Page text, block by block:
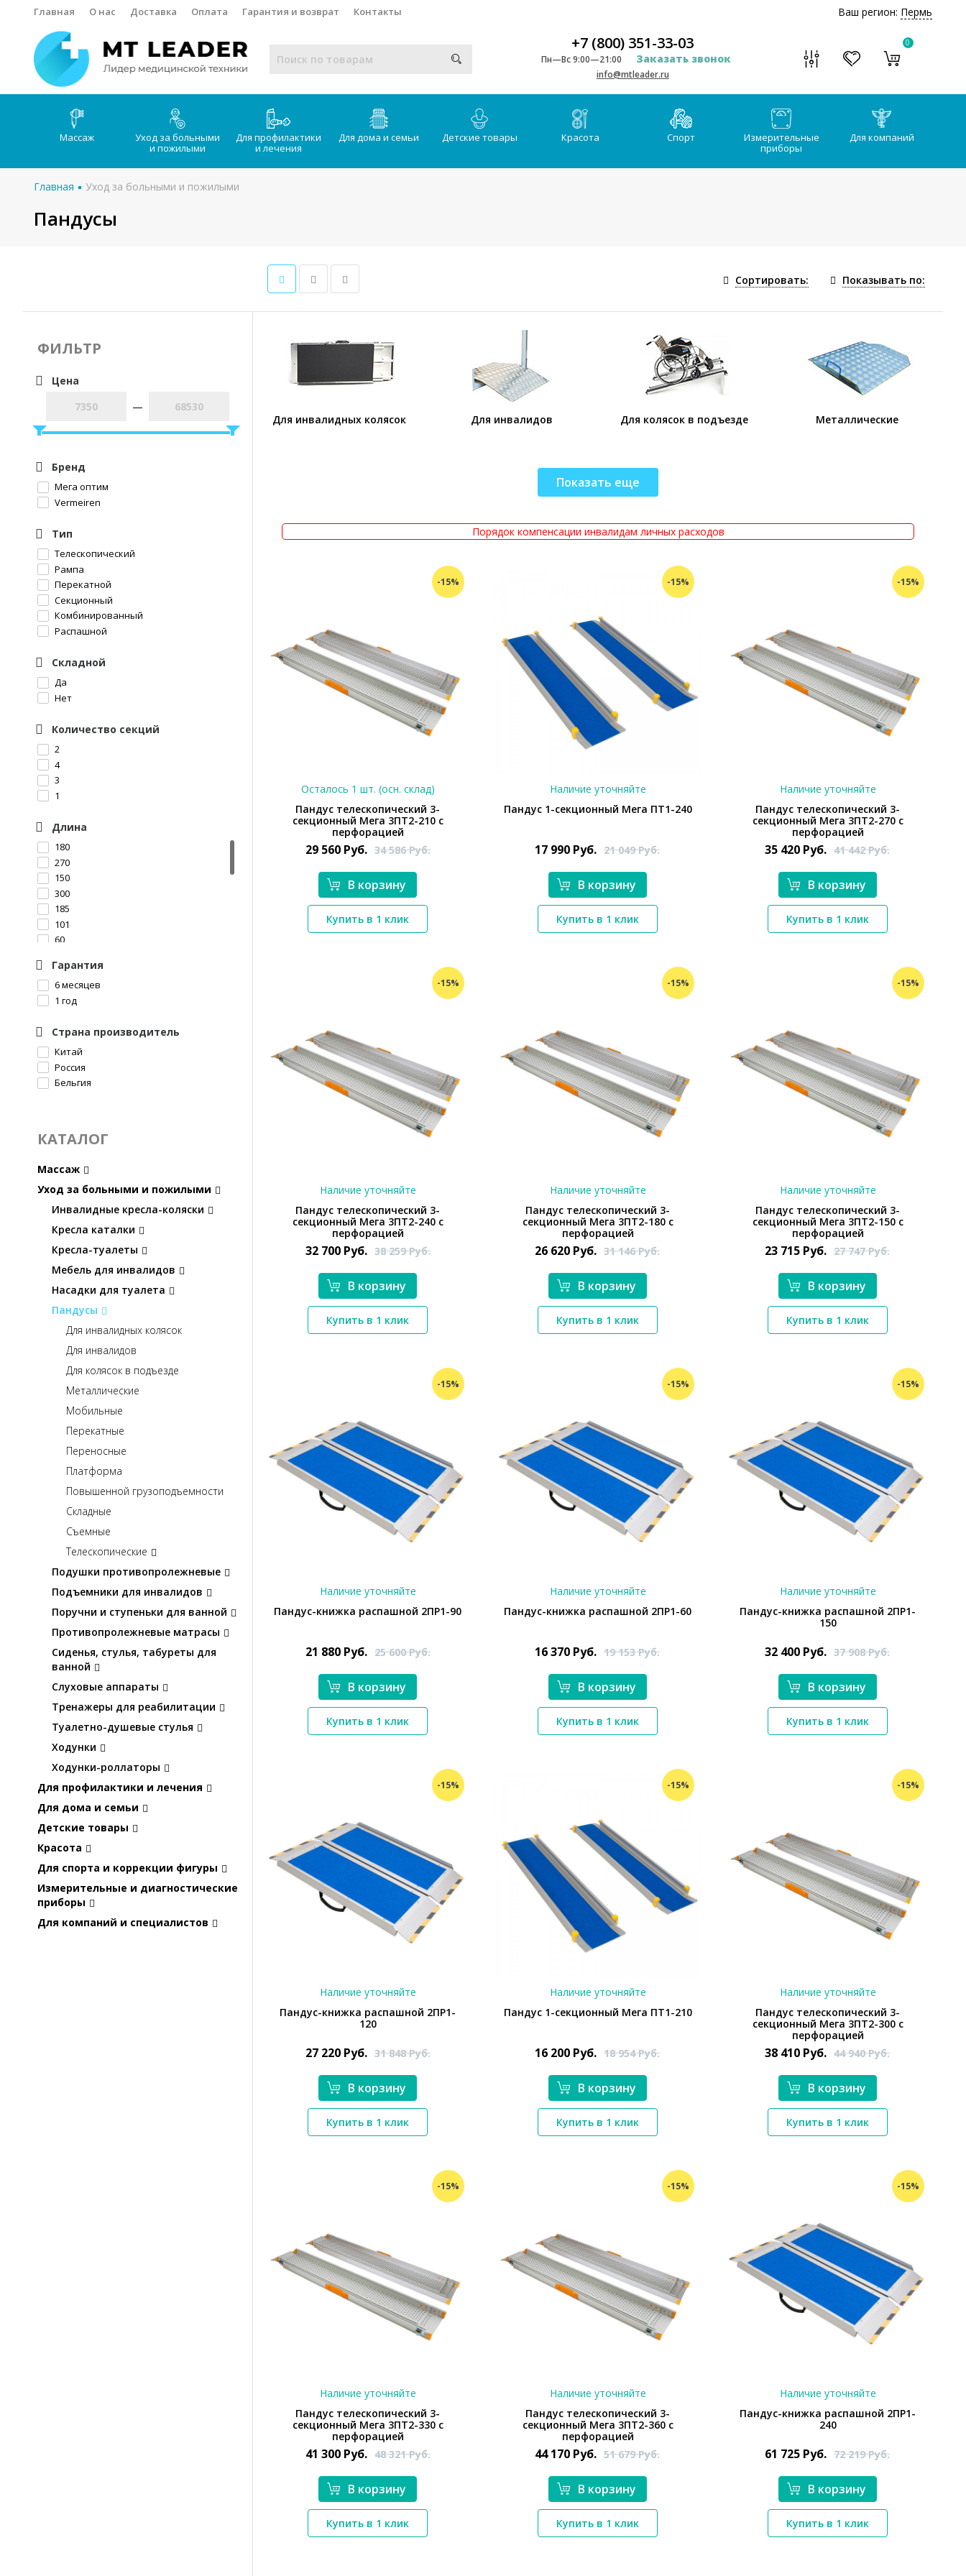
Главная О нас Доставка Оплата Гарантия и возврат Контакты Ваш регион: Пермь
+7 (800) 351-33-03
Пн—Вс 9:00—21:00 Заказать звонок
info@mtleader.ru
0
Массаж
Уход за больными
и пожилыми
Для профилактики
и лечения
Для дома и семьи Детские товары Красота Спорт
Измерительные
приборы
Для компаний
Главная Уход за больными и пожилыми
Пандусы
Сортировать: Показывать по:
ФИЛЬТР
Цена
—
Бренд
Мега оптим
Vermeiren
Тип
Телескопический
Рампа
Перекатной
Секционный
Комбинированный
Распашной
Складной
Да
Нет
Количество секций
2
4
3
1
Длина
180
270
150
300
185
101
60
210
90
120
240
360
420
184
Гарантия
6 месяцев
1 год
Страна производитель
Китай
Россия
Бельгия
КАТАЛОГ
Массаж
Уход за больными и пожилыми
Инвалидные кресла-коляски
Кресла каталки
Кресла-туалеты
Мебель для инвалидов
Насадки для туалета
Пандусы
Для инвалидных колясок
Для инвалидов
Для колясок в подъезде
Металлические
Мобильные
Перекатные
Переносные
Платформа
Повышенной грузоподъемности
Складные
Съемные
Телескопические
Подушки противопролежневые
Подъемники для инвалидов
Поручни и ступеньки для ванной
Противопролежневые матрасы
Сиденья, стулья, табуреты для
ванной
Слуховые аппараты
Тренажеры для реабилитации
Туалетно-душевые стулья
Ходунки
Ходунки-роллаторы
Для профилактики и лечения
Для дома и семьи
Детские товары
Красота
Для спорта и коррекции фигуры
Измерительные и диагностические
приборы
Для компаний и специалистов
Для инвалидных колясок Для инвалидов Для колясок в подъезде Металлические
Показать еще
Порядок компенсации инвалидам личных расходов
-15%
*}
Осталось 1 шт. (осн. склад)
Пандус телескопический 3-
секционный Мега 3ПТ2-210 с
перфорацией
29 560 Руб. 34 586Руб.
В корзину
Купить в 1 клик
-15%
*}
Наличие уточняйте
Пандус 1-секционный Мега ПТ1-240
17 990 Руб. 21 049Руб.
В корзину
Купить в 1 клик
-15%
*}
Наличие уточняйте
Пандус телескопический 3-
секционный Мега 3ПТ2-270 с
перфорацией
35 420 Руб. 41 442Руб.
В корзину
Купить в 1 клик
-15%
*}
Наличие уточняйте
Пандус телескопический 3-
секционный Мега 3ПТ2-240 с
перфорацией
32 700 Руб. 38 259Руб.
В корзину
Купить в 1 клик
-15%
*}
Наличие уточняйте
Пандус телескопический 3-
секционный Мега 3ПТ2-180 с
перфорацией
26 620 Руб. 31 146Руб.
В корзину
Купить в 1 клик
-15%
*}
Наличие уточняйте
Пандус телескопический 3-
секционный Мега 3ПТ2-150 с
перфорацией
23 715 Руб. 27 747Руб.
В корзину
Купить в 1 клик
-15%
*}
Наличие уточняйте
Пандус-книжка распашной 2ПР1-90
21 880 Руб. 25 600Руб.
В корзину
Купить в 1 клик
-15%
*}
Наличие уточняйте
Пандус-книжка распашной 2ПР1-60
16 370 Руб. 19 153Руб.
В корзину
Купить в 1 клик
-15%
*}
Наличие уточняйте
Пандус-книжка распашной 2ПР1-
150
32 400 Руб. 37 908Руб.
В корзину
Купить в 1 клик
-15%
*}
Наличие уточняйте
Пандус-книжка распашной 2ПР1-
120
27 220 Руб. 31 848Руб.
В корзину
Купить в 1 клик
-15%
*}
Наличие уточняйте
Пандус 1-секционный Мега ПТ1-210
16 200 Руб. 18 954Руб.
В корзину
Купить в 1 клик
-15%
*}
Наличие уточняйте
Пандус телескопический 3-
секционный Мега 3ПТ2-300 с
перфорацией
38 410 Руб. 44 940Руб.
В корзину
Купить в 1 клик
-15%
*}
Наличие уточняйте
Пандус телескопический 3-
секционный Мега 3ПТ2-330 с
перфорацией
41 300 Руб. 48 321Руб.
В корзину
Купить в 1 клик
-15%
*}
Наличие уточняйте
Пандус телескопический 3-
секционный Мега 3ПТ2-360 с
перфорацией
44 170 Руб. 51 679Руб.
В корзину
Купить в 1 клик
-15%
*}
Наличие уточняйте
Пандус-книжка распашной 2ПР1-
240
61 725 Руб. 72 219Руб.
В корзину
Купить в 1 клик